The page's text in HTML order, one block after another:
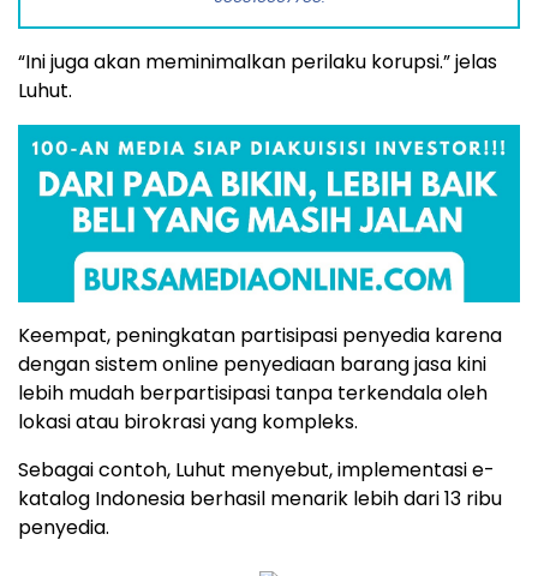
“Ini juga akan meminimalkan perilaku korupsi.” jelas
Luhut.
Keempat, peningkatan partisipasi penyedia karena
dengan sistem online penyediaan barang jasa kini
lebih mudah berpartisipasi tanpa terkendala oleh
lokasi atau birokrasi yang kompleks.
Sebagai contoh, Luhut menyebut, implementasi e-
katalog Indonesia berhasil menarik lebih dari 13 ribu
penyedia.